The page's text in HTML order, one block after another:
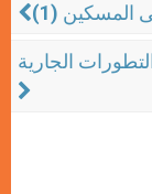
المسكين (1)
الجارية